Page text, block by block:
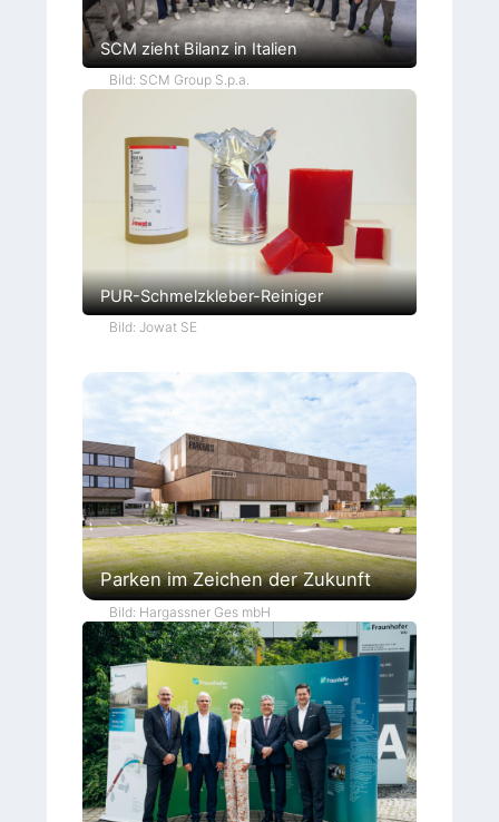
SCM zieht Bilanz in Italien
Bild: SCM Group S.p.a.
PUR-Schmelzkleber-Reiniger
Bild: Jowat SE
Parken im Zeichen der Zukunft
Bild: Hargassner Ges mbH